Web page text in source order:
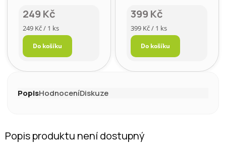
249 Kč
Měrná
cena:
249 Kč / 1 ks
Do košíku
399 Kč
Měrná
cena:
399 Kč / 1 ks
Do košíku
PopisHodnoceníDiskuze
Popis produktu není dostupný